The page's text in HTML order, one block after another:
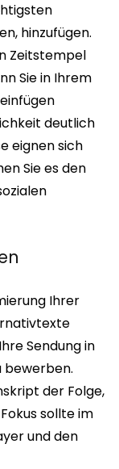
hinzufügen.
Zeitstempel
Sie in Ihrem
deutlich
eignen sich
Sie es den
Ihrer
Sendung in
bewerben.
der Folge,
sollte im
und den